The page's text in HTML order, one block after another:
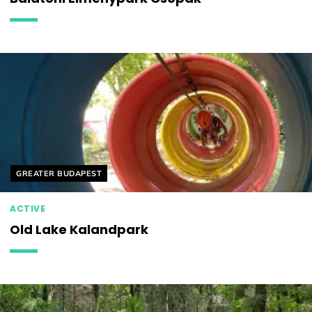
Helyszín címkék:
GREATER BUDAPEST
ACTIVE
Old Lake Kalandpark